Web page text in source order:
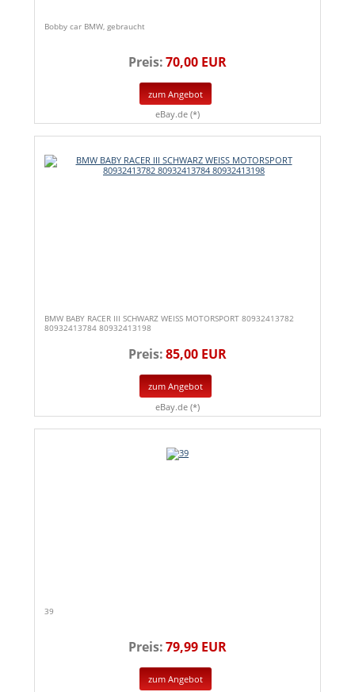
Bobby car BMW, gebraucht
Preis:70,00 EUR
zum Angebot
eBay.de (*)
BMW BABY RACER III SCHWARZ WEISS MOTORSPORT 80932413782
80932413784 80932413198
Preis:85,00 EUR
zum Angebot
eBay.de (*)
39
Preis:79,99 EUR
zum Angebot